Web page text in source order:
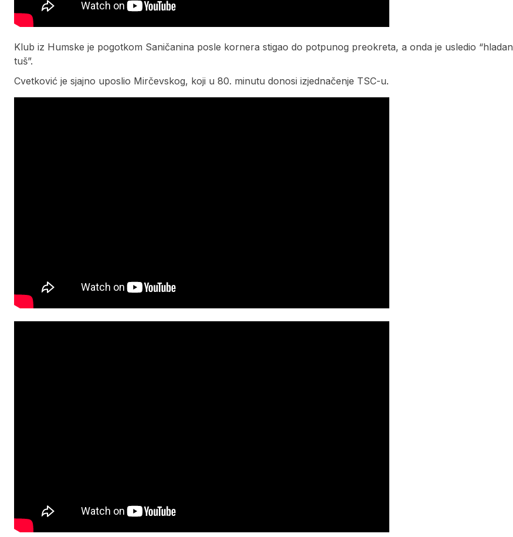
Klub iz Humske je pogotkom Saničanina posle kornera stigao do potpunog preokreta, a onda je usledio “hladan
tuš”.
Cvetković je sjajno uposlio Mirčevskog, koji u 80. minutu donosi izjednačenje TSC-u.